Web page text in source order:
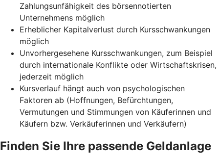
Zahlungsunfähigkeit des börsennotierten
Unternehmens möglich
Erheblicher Kapitalverlust durch Kursschwankungen
möglich
Unvorhergesehene Kursschwankungen, zum Beispiel
durch internationale Konflikte oder Wirtschaftskrisen,
jederzeit möglich
Kursverlauf hängt auch von psychologischen
Faktoren ab (Hoffnungen, Befürchtungen,
Vermutungen und Stimmungen von Käuferinnen und
Käufern bzw. Verkäuferinnen und Verkäufern)
Finden Sie Ihre passende Geldanlage